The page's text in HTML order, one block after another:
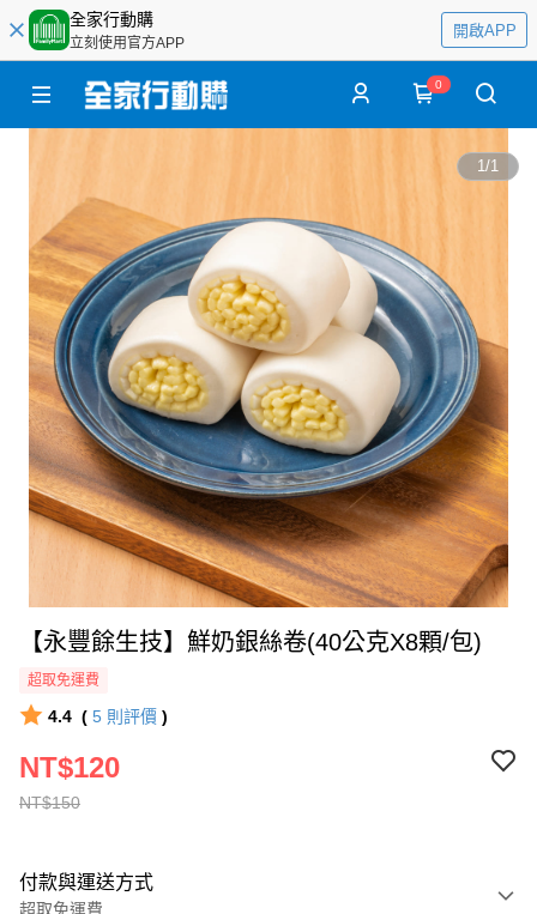
全家行動購
立刻使用官方APP
開啟APP
0
1/1
【永豐餘生技】鮮奶銀絲卷(40公克X8顆/包)
超取免運費
4.4 ( 5 則評價 )
NT$150
NT$120
付款與運送方式
超取免運費